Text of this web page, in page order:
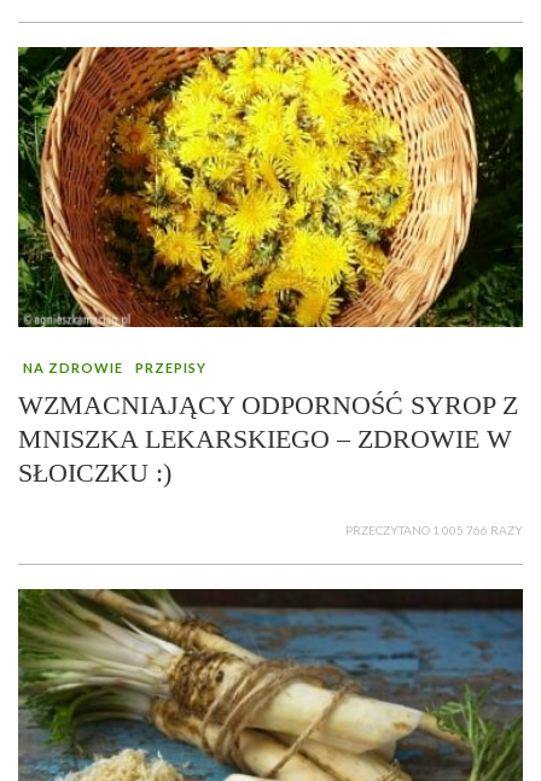
NA ZDROWIE PRZEPISY
WZMACNIAJĄCY ODPORNOŚĆ SYROP Z
MNISZKA LEKARSKIEGO – ZDROWIE W
SŁOICZKU :)
PRZECZYTANO 1 005 766 RAZY